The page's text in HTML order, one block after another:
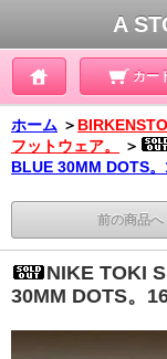
A
カー
ホーム ＞
フットウェア。
＞
BLUE 30MM DOTS。
前の商品へ
NIKE TOKI
30MM DOTS。